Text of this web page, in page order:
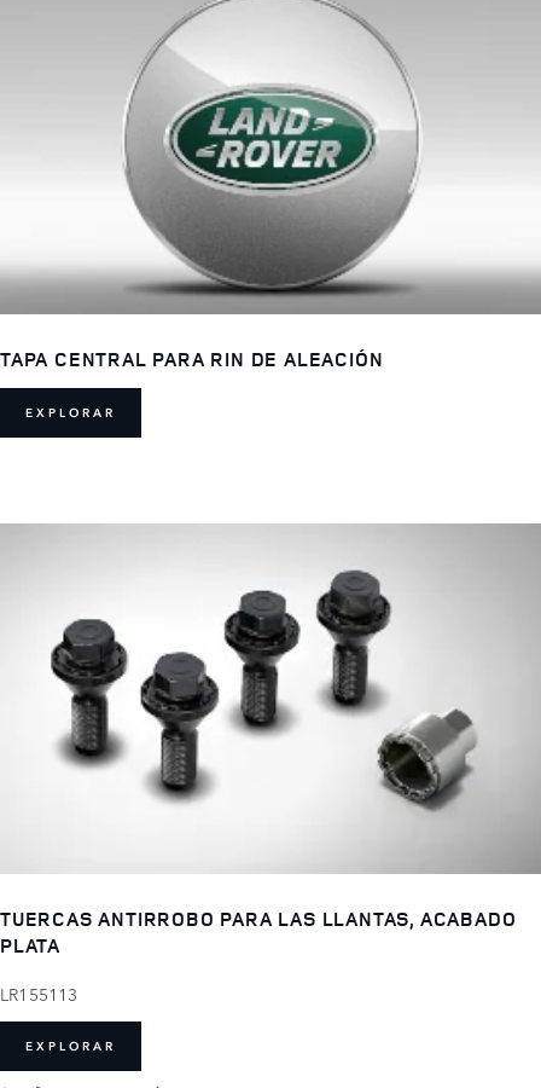
TAPA CENTRAL PARA RIN DE ALEACIÓN
EXPLORAR
TUERCAS ANTIRROBO PARA LAS LLANTAS, ACABADO
PLATA
LR155113
EXPLORAR